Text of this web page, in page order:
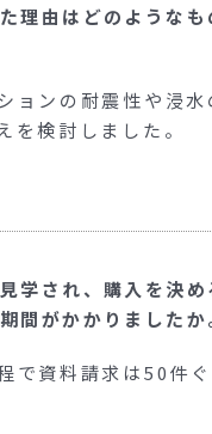
理由はどのようなも
ョンの耐震性や浸水
を検討しました。
学され、購入を決め
間がかかりましたか
で資料請求は50件